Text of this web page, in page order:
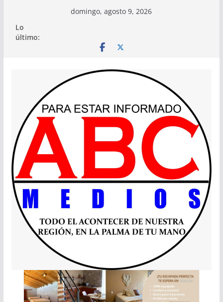
contenido
domingo, agosto 9, 2026
Lo
último: